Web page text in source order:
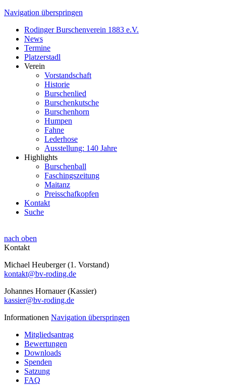
Navigation überspringen
Rodinger Burschenverein 1883 e.V.
News
Termine
Platzerstadl
Verein
Vorstandschaft
Historie
Burschenlied
Burschenkutsche
Burschenhorn
Humpen
Fahne
Lederhose
Ausstellung: 140 Jahre
Highlights
Burschenball
Faschingszeitung
Maitanz
Preisschafkopfen
Kontakt
Suche
nach oben
Kontakt
Michael Heuberger (1. Vorstand)
kontakt@bv-roding.de
Johannes Hornauer (Kassier)
kassier@bv-roding.de
Informationen Navigation überspringen
Mitgliedsantrag
Bewertungen
Downloads
Spenden
Satzung
FAQ